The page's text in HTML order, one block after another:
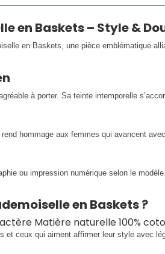
en Baskets – Style &
en Baskets, une pièce emblématique
à porter. Sa teinte intemporelle
hommage aux femmes qui avancent
ou impression numérique selon le
en Baskets ?
Matière naturelle 100%
ceux qui aiment affirmer leur style avec